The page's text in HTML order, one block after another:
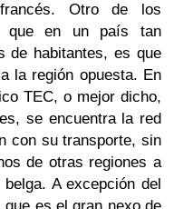
Otro de los
que en un país tan
de habitantes, es que
la región opuesta. En
TEC, o mejor dicho,
se encuentra la red
con su transporte, sin
de otras regiones a
A excepción del